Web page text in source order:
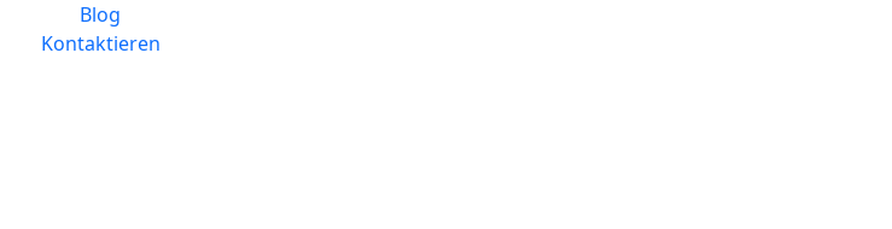
Blog
Kontaktieren